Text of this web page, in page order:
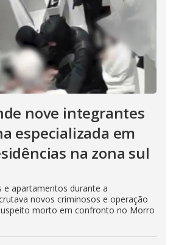
nove integrantes
especializada em
na zona sul
e apartamentos durante a
novos criminosos e operação
morto em confronto no Morro